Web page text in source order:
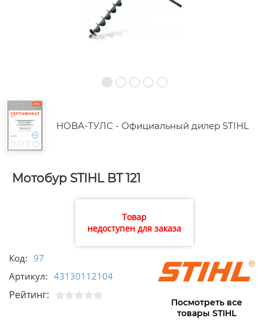
НОВА-ТУЛС - Официальный дилер STIHL
Мотобур STIHL BT 121
Товар
недоступен для заказа
Код: 97
Артикул: 43130112104
Рейтинг:
Посмотреть все
товары STIHL